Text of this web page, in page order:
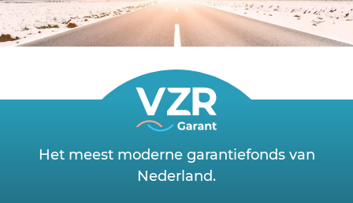
Het meest moderne garantiefonds van
Nederland.